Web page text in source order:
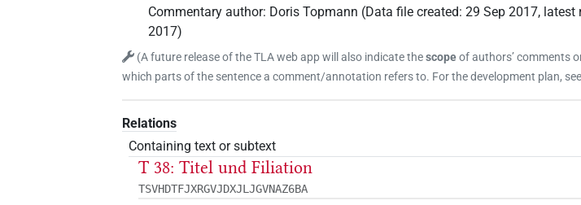
Commentary author: Doris Topmann (Data file created:29 Sep 2017, latest
2017)
(A future release of the TLA web app will also indicate thescopeof authors’ comments
which parts of the sentence a comment/annotation refers to. For the development plan, see
Relations
Containing text or subtext
T 38: Titel und Filiation
TSVHDTFJXRGVJDXJLJGVNAZ6BA